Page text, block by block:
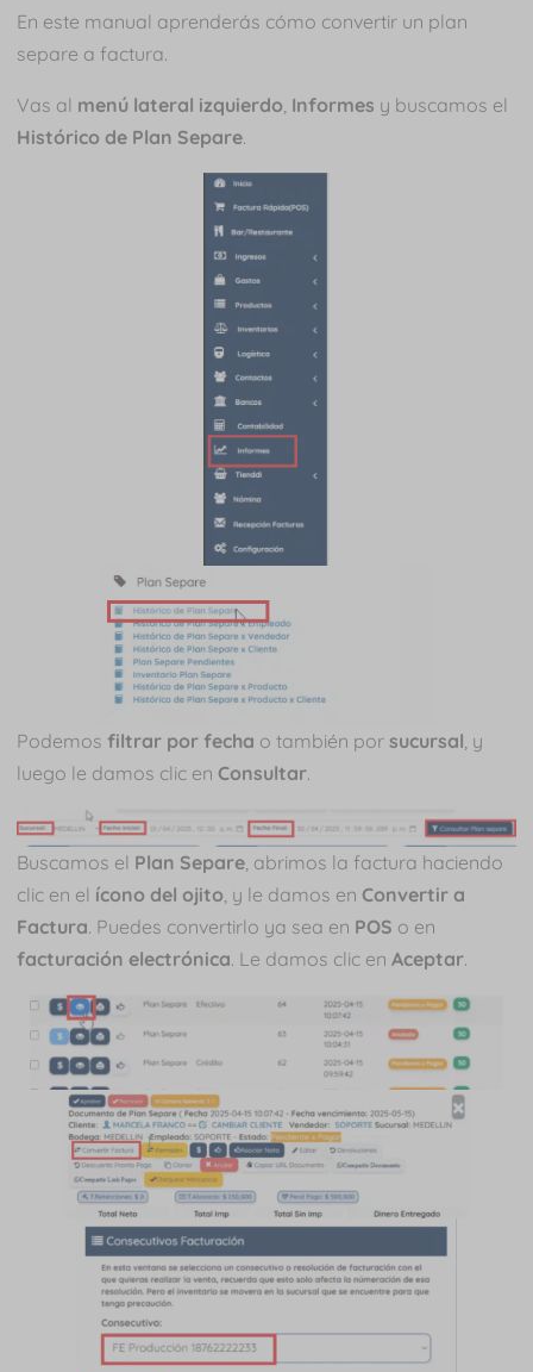
En este manual aprenderás cómo convertir un plan
separe a factura.
Vas al menú lateral izquierdo Informes y buscamos el
Histórico de Plan Separe.
Podemos filtrar por fecha o también por sucursal , y
luego le damos clic en Consultar.
Buscamos el Plan Separe , abrimos la factura haciendo
clic en el ícono del ojito , y le damos en Convertir a
Factura. Puedes convertirlo ya sea en POS o en
facturación electrónica. Le damos clic en Aceptar.